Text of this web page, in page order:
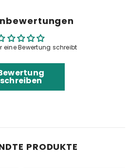
eine Bewertung schreibt
schreiben
PRODUKTE